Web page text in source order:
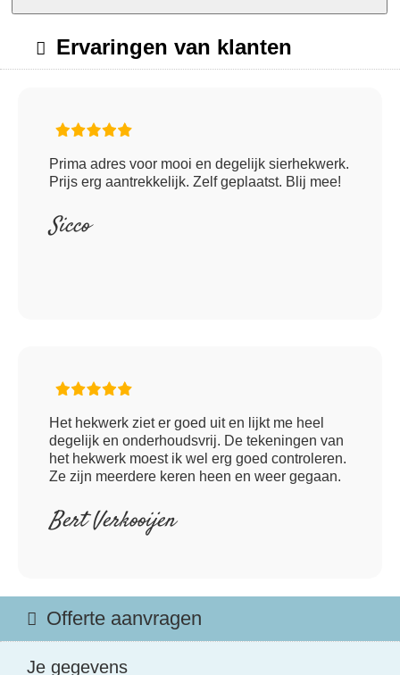
Ervaringen van klanten
Prima adres voor mooi en degelijk sierhekwerk.
Prijs erg aantrekkelijk. Zelf geplaatst. Blij mee!
Sicco
Het hekwerk ziet er goed uit en lijkt me heel
degelijk en onderhoudsvrij. De tekeningen van
het hekwerk moest ik wel erg goed controleren.
Ze zijn meerdere keren heen en weer gegaan.
Bert Verkooijen
Offerte aanvragen
Je gegevens